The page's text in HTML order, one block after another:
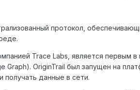
протокол,
Trace Labs, является первым
Graph). OriginTrail был запущен на
получать данные в сети.